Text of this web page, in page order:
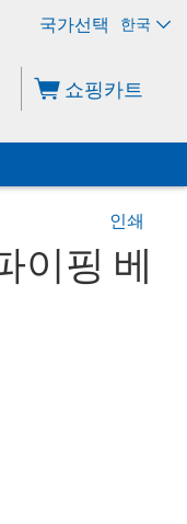
한국
쇼핑카트
인쇄
이핑 베